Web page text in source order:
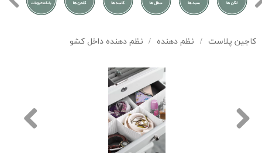
خروج از حساب کاربری
کاجین پلاست نظم دهنده نظم دهنده داخل کشو